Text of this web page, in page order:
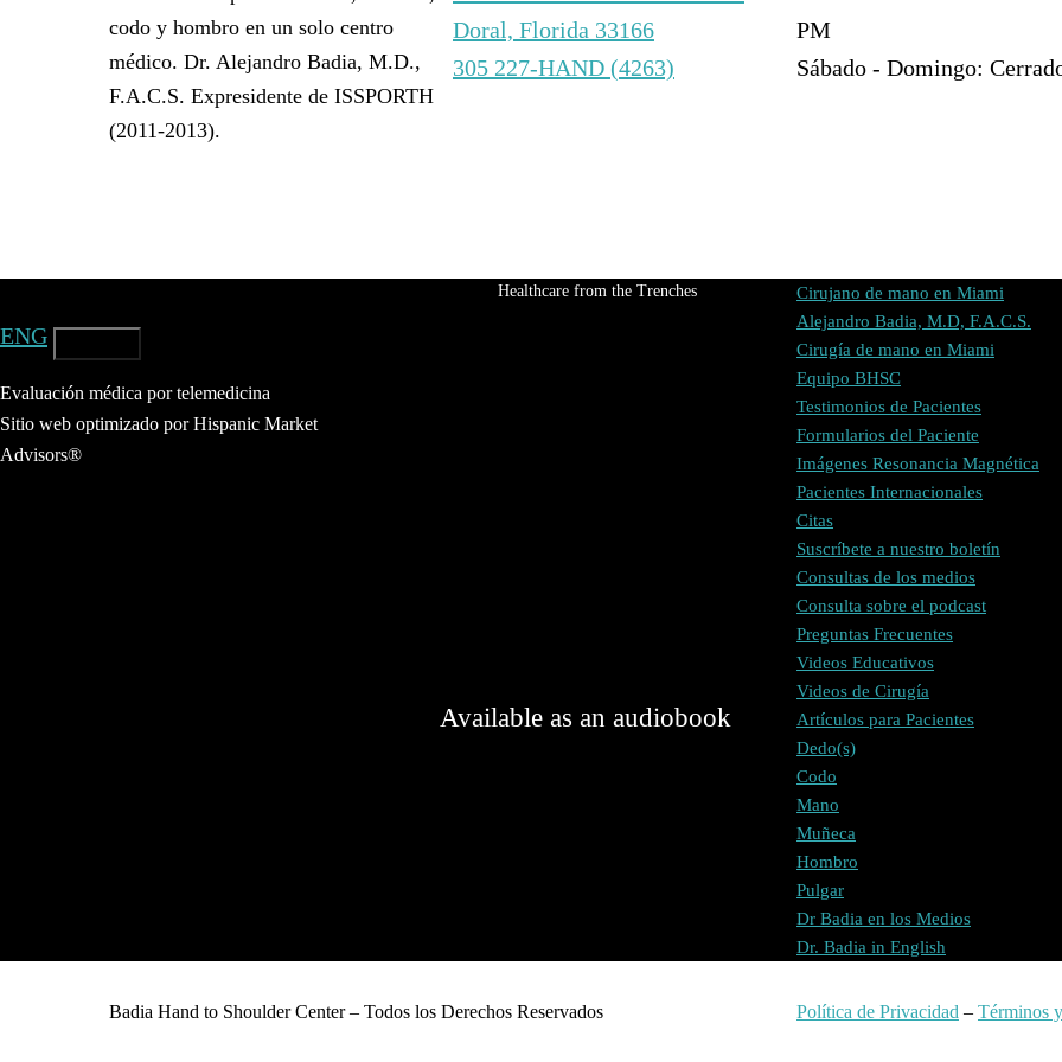
codo y hombro en un solo centro
médico. Dr. Alejandro Badia, M.D.,
F.A.C.S. Expresidente de ISSPORTH
(2011-2013).
Doral, Florida 33166
305 227-HAND (4263)
PM
Sábado - Domingo:
ENG
Evaluación médica por telemedicina
Sitio web optimizado por Hispanic Market
Advisors®
Healthcare from the Trenches
Available as an audiobook
Cirujano de mano en Miami
Alejandro Badia, M.D, F.A.C.S.
Cirugía de mano en Miami
Equipo BHSC
Testimonios de Pacientes
Formularios del Paciente
Imágenes Resonancia Magnética
Pacientes Internacionales
Citas
Suscríbete a nuestro boletín
Consultas de los medios
Consulta sobre el podcast
Preguntas Frecuentes
Videos Educativos
Videos de Cirugía
Artículos para Pacientes
Dedo(s)
Codo
Mano
Muñeca
Hombro
Pulgar
Dr Badia en los Medios
Dr. Badia in English
Badia Hand to Shoulder Center – Todos los Derechos Reservados Política de Privacidad – Términos